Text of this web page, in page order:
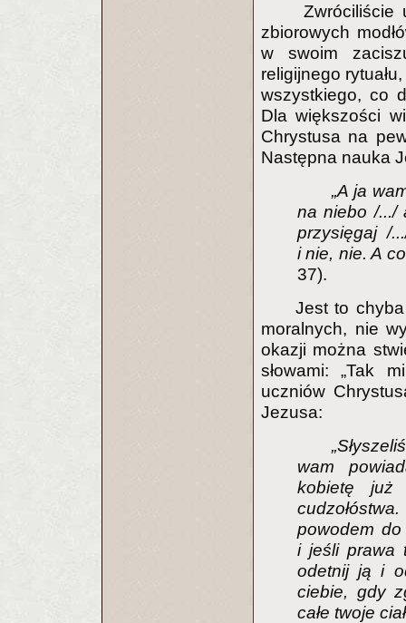
Zwróciliście
zbiorowych
w swoim
religijnego
wszystkiego, co
Dla większości
Chrystusa na
Następna nauka
„A ja
na niebo /.../
przysięgaj /
i nie, nie. A
37).
Jest to
moralnych, nie
okazji można
słowami: „Tak
uczniów
Jezusa:
wam
kobietę
powodem
i jeśli prawa
odetnij ją i
ciebie, gdy
całe twoje